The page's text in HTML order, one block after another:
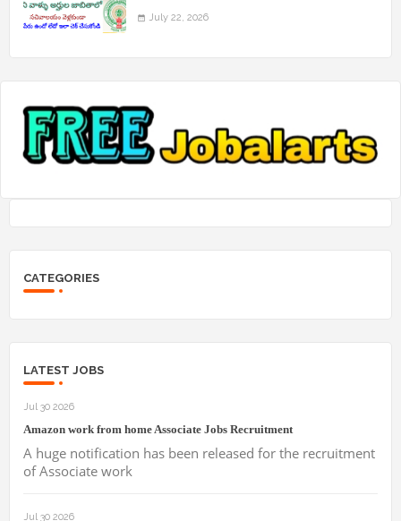
July 22, 2026
CATEGORIES
LATEST JOBS
Jul 30 2026
Amazon work from home Associate Jobs Recruitment
A huge notification has been released for the recruitment
of Associate work
Jul 30 2026